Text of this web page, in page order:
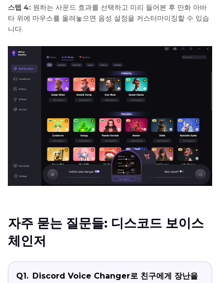
스텝 4: 원하는 사운드 효과를 선택하고 미리 들어본 후 만화 아바
타 위에 마우스를 올려놓으면 음성 설정을 커스터마이징할 수 있습
니다.
자주 묻는 질문들: 디스코드 보이스
체인저
Q1. Discord Voice Changer로 친구에게 장난을